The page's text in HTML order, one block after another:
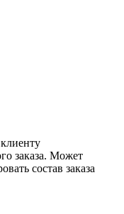
заказа. Может
состав заказа